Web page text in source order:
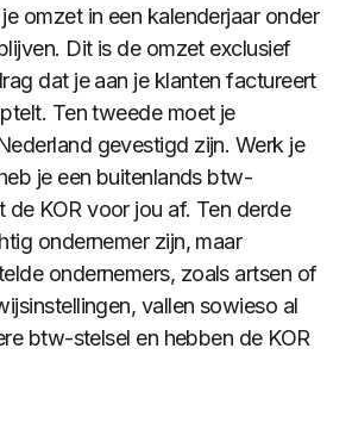
omzet in een kalenderjaar onder
Dit is de omzet exclusief
dat je aan je klanten factureert
Ten tweede moet je
gevestigd zijn. Werk je
je een buitenlands btw-
de KOR voor jou af. Ten derde
ondernemer zijn, maar
ondernemers, zoals artsen of
vallen sowieso al
btw-stelsel en hebben de KOR